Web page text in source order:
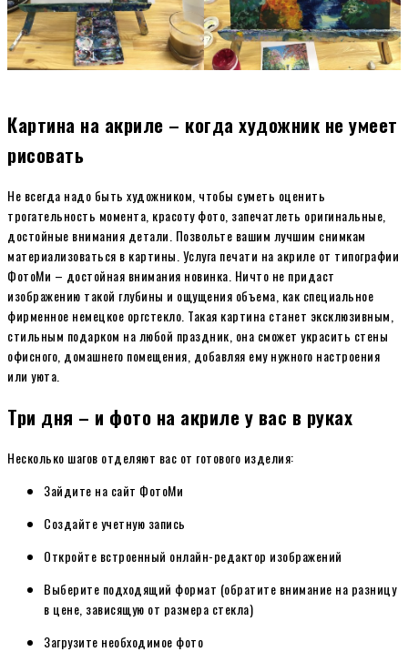
Картина на акриле – когда художник не умеет
рисовать
Не всегда надо быть художником, чтобы суметь оценить
трогательность момента, красоту фото, запечатлеть оригинальные,
достойные внимания детали. Позвольте вашим лучшим снимкам
материализоваться в картины. Услуга печати на акриле от типографии
ФотоМи – достойная внимания новинка. Ничто не придаст
изображению такой глубины и ощущения объема, как специальное
фирменное немецкое оргстекло. Такая картина станет эксклюзивным,
стильным подарком на любой праздник, она сможет украсить стены
офисного, домашнего помещения, добавляя ему нужного настроения
или уюта.
Три дня – и фото на акриле у вас в руках
Несколько шагов отделяют вас от готового изделия:
Зайдите на сайт ФотоМи
Создайте учетную запись
Откройте встроенный онлайн-редактор изображений
Выберите подходящий формат (обратите внимание на разницу
в цене, зависящую от размера стекла)
Загрузите необходимое фото